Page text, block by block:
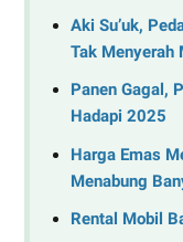
Aki Su’uk,
Tak Menyerah
Panen Gagal,
Hadapi 2025
Harga Emas
Menabung
Rental Mobil